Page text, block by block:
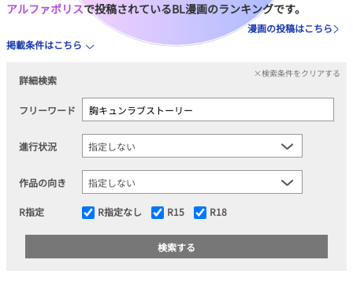
アルファポリスで投稿されているBL漫画のランキングです。
漫画の投稿はこちら
掲載条件はこちら
詳細検索
×検索条件をクリアする
フリーワード
進行状況
作品の向き
R指定 R指定なし R15 R18